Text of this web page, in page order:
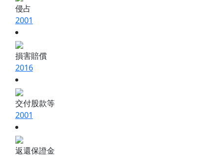
侵占
2001
損害賠償
2016
交付股款等
2001
返還保證金